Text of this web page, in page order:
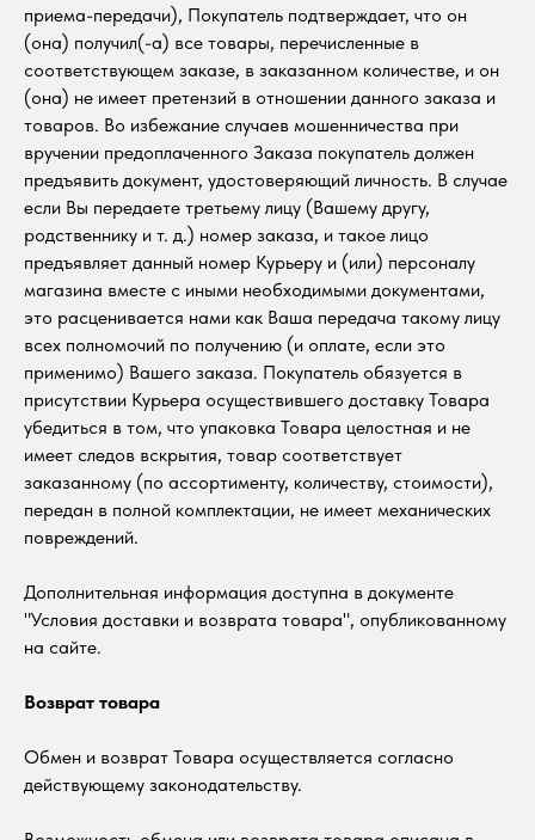
приема-передачи), Покупатель подтверждает, что он
(она) получил(-а) все товары, перечисленные в
соответствующем заказе, в заказанном количестве, и он
(она) не имеет претензий в отношении данного заказа и
товаров. Во избежание случаев мошенничества при
вручении предоплаченного Заказа покупатель должен
предъявить документ, удостоверяющий личность. В случае
если Вы передаете третьему лицу (Вашему другу,
родственнику и т. д.) номер заказа, и такое лицо
предъявляет данный номер Курьеру и (или) персоналу
магазина вместе с иными необходимыми документами,
это расценивается нами как Ваша передача такому лицу
всех полномочий по получению (и оплате, если это
применимо) Вашего заказа. Покупатель обязуется в
присутствии Курьера осуществившего доставку Товара
убедиться в том, что упаковка Товара целостная и не
имеет следов вскрытия, товар соответствует
заказанному (по ассортименту, количеству, стоимости),
передан в полной комплектации, не имеет механических
повреждений.
Дополнительная информация доступна в документе
"Условия доставки и возврата товара", опубликованному
на сайте.
Возврат товара
Обмен и возврат Товара осуществляется согласно
действующему законодательству.